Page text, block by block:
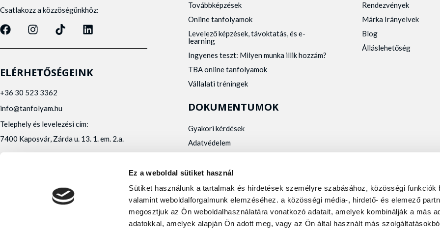
Ez a weboldal sütiket használ
Sütiket használunk a tartalmak és hirdetések személyre szabásához, közösségi funkciók
valamint weboldalforgalmunk elemzéséhez. a közösségi média-, hirdető- és elemező
megosztjuk az Ön weboldalhasználatára vonatkozó adatait, amelyek kombinálják a más
adatokkal, amelyek alapján Ön adott meg, vagy az Ön által használt más
Csatlakozz a közzöségünkhöz:
ELÉRHETŐSÉGEINK
+36 30 523 3362
info@tanfolyam.hu
Telephely és levelezési cím:
7400 Kaposvár, Zárda u. 13. 1. em. 2.a.
Felnőttképző engedély száma: E/2020/000010
Felnőttképző nyilvántartásba vételi száma:
Továbbképzések
Online tanfolyamok
Levelező képzések, távoktatás, és e-
learning
Ingyenes teszt: Milyen munka illik hozzám?
TBA online tanfolyamok
Vállalati tréningek
DOKUMENTUMOK
Gyakori kérdések
Adatvédelem
Orvosi alkalmassági
Rendezvények
Márka Irányelvek
Blog
Álláslehetőség